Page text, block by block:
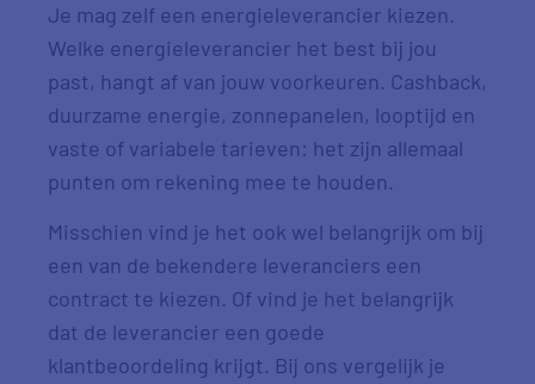
Je mag zelf een energieleverancier kiezen.
Welke energieleverancier het best bij jou
past, hangt af van jouw voorkeuren. Cashback,
duurzame energie, zonnepanelen, looptijd en
vaste of variabele tarieven: het zijn allemaal
punten om rekening mee te houden.
Misschien vind je het ook wel belangrijk om bij
een van de bekendere leveranciers een
contract te kiezen. Of vind je het belangrijk
dat de leverancier een goede
klantbeoordeling krijgt. Bij ons vergelijk je